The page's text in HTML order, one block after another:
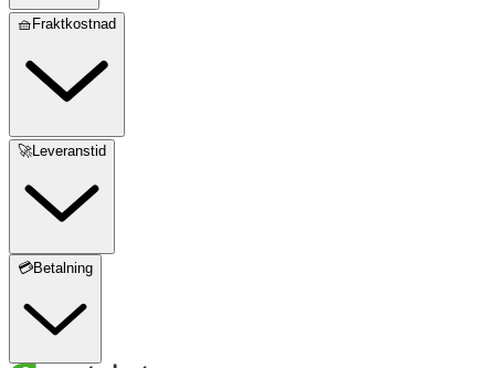
🧺Fraktkostnad
🚀Leveranstid
💳Betalning